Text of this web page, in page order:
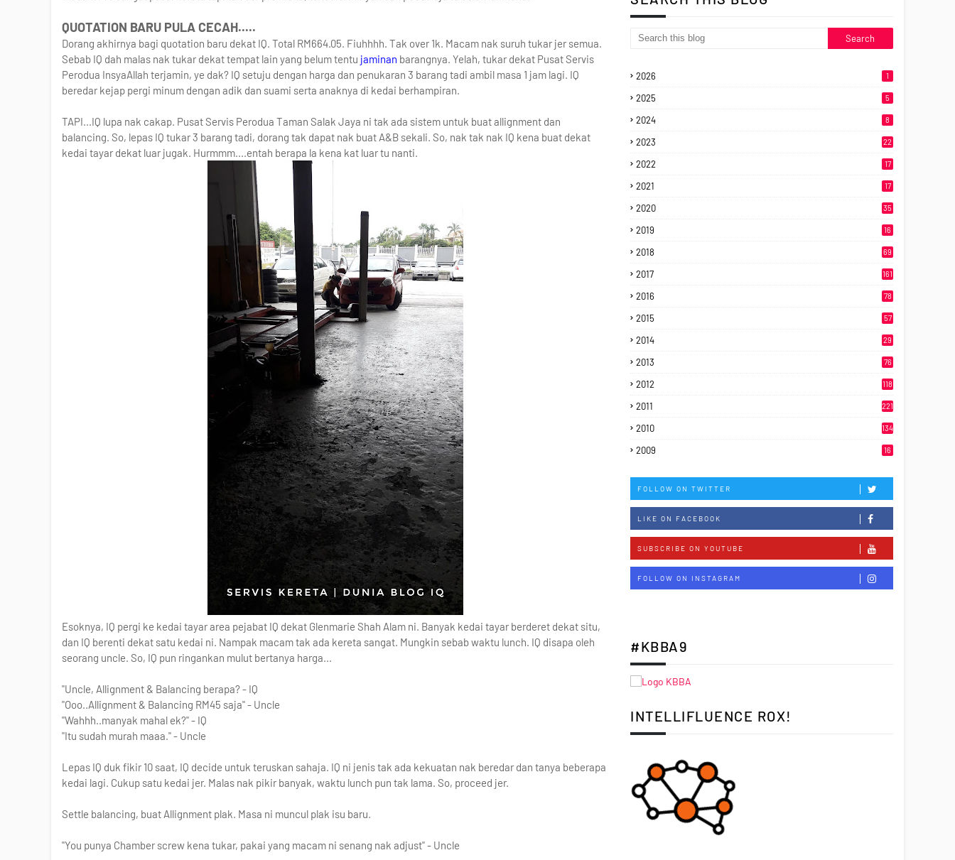
QUOTATION BARU PULA CECAH.....
Dorang akhirnya bagi quotation baru dekat IQ. Total RM664.05. Fiuhhhh. Tak over 1k. Macam nak suruh tukar jer semua.
Sebab IQ dah malas nak tukar dekat tempat lain yang belum tentu jaminan barangnya. Yelah, tukar dekat Pusat Servis
Perodua InsyaAllah terjamin, ye dak? IQ setuju dengan harga dan penukaran 3 barang tadi ambil masa 1 jam lagi. IQ
beredar kejap pergi minum dengan adik dan suami serta anaknya di kedai berhampiran.
TAPI...IQ lupa nak cakap. Pusat Servis Perodua Taman Salak Jaya ni tak ada sistem untuk buat allignment dan
balancing. So, lepas IQ tukar 3 barang tadi, dorang tak dapat nak buat A&B sekali. So, nak tak nak IQ kena buat dekat
kedai tayar dekat luar jugak. Hurmmm....entah berapa la kena kat luar tu nanti.
Esoknya, IQ pergi ke kedai tayar area pejabat IQ dekat Glenmarie Shah Alam ni. Banyak kedai tayar berderet dekat situ,
dan IQ berenti dekat satu kedai ni. Nampak macam tak ada kereta sangat. Mungkin sebab waktu lunch. IQ disapa oleh
seorang uncle. So, IQ pun ringankan mulut bertanya harga...
"Uncle, Allignment & Balancing berapa? - IQ
"Ooo..Allignment & Balancing RM45 saja" - Uncle
"Wahhh..manyak mahal ek?" - IQ
"Itu sudah murah maaa." - Uncle
Lepas IQ duk fikir 10 saat, IQ decide untuk teruskan sahaja. IQ ni jenis tak ada kekuatan nak beredar dan tanya beberapa
kedai lagi. Cukup satu kedai jer. Malas nak pikir banyak, waktu lunch pun tak lama. So, proceed jer.
Settle balancing, buat Allignment plak. Masa ni muncul plak isu baru.
"You punya Chamber screw kena tukar, pakai yang macam ni senang nak adjust" - Uncle
2026 1
2025 5
2024 8
2023 22
2022 17
2021 17
2020 35
2019 16
2018 69
2017 161
2016 78
2015 57
2014 29
2013 76
2012 118
2011 221
2010 134
2009 16
FOLLOW ON TWITTER
LIKE ON FACEBOOK
SUBSCRIBE ON YOUTUBE
FOLLOW ON INSTAGRAM
#KBBA9
INTELLIFLUENCE ROX!